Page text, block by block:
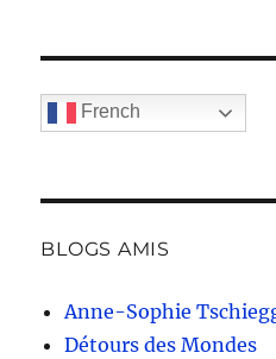
French
BLOGS AMIS
Anne-Sophie
Détours des Mondes